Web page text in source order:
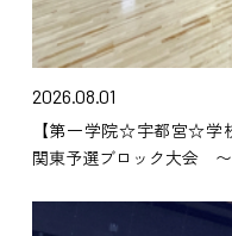
2026.08.01
【第一学院☆宇都宮☆学
関東予選ブロック大会